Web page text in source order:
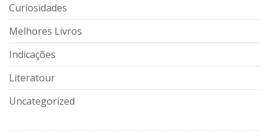
Curiosidades
Melhores Livros
Indicações
Literatour
Uncategorized